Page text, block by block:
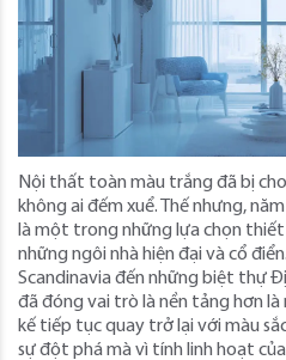
Nội thất toàn màu trắng đã bị
không ai đếm xuể. Thế nhưng,
là một trong những lựa chọn
những ngôi nhà hiện đại và cổ
Scandinavia đến những biệt thự
đã đóng vai trò là nền tảng hơn
kế tiếp tục quay trở lại với màu
sự đột phá mà vì tính linh hoạt của